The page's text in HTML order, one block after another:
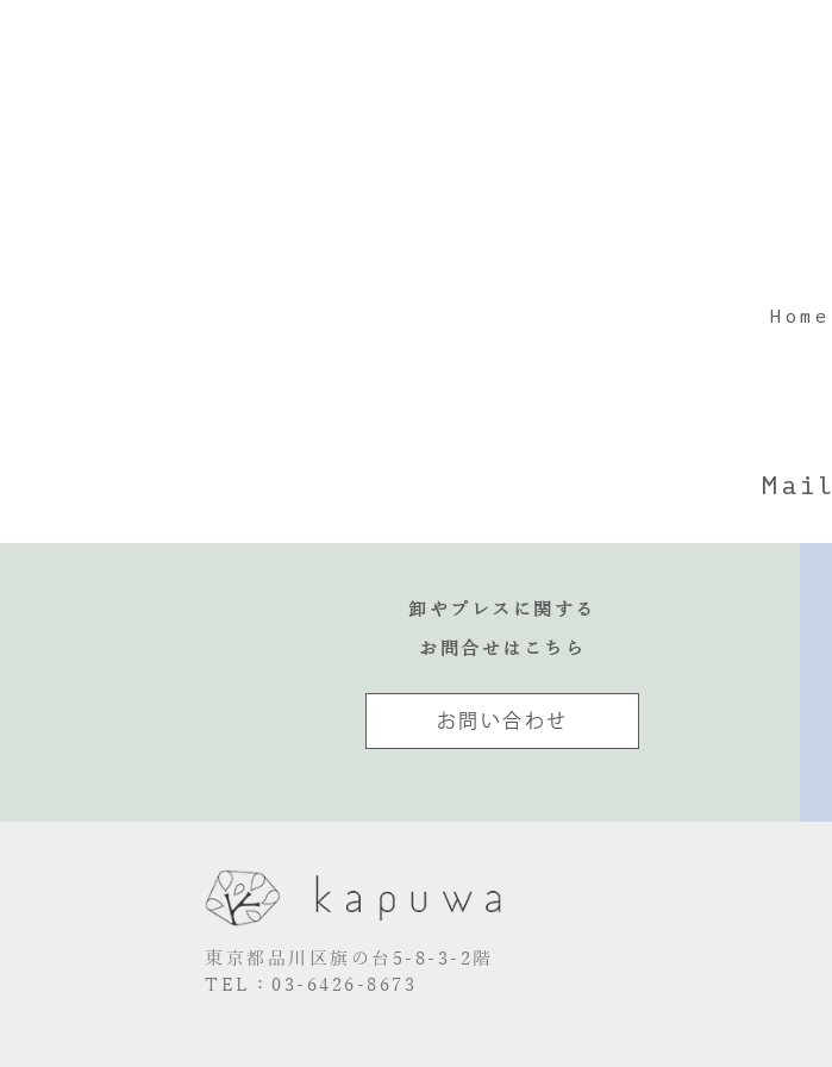
Home
Mail
卸やプレスに関する
お問合せはこちら
お問い合わせ
東京都品川区旗の台5-8-3-2階
TEL：03-6426-8673